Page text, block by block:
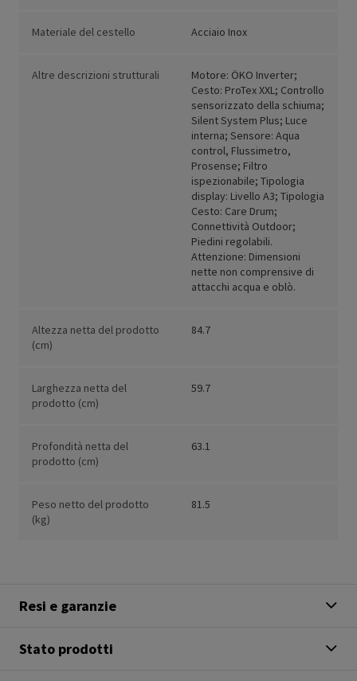
Materiale del cestello Acciaio Inox
Altre descrizioni strutturali
Motore: ÖKO Inverter;
Cesto: ProTex XXL; Controllo
sensorizzato della schiuma;
Silent System Plus; Luce
interna; Sensore: Aqua
control, Flussimetro,
Prosense; Filtro
ispezionabile; Tipologia
display: Livello A3; Tipologia
Cesto: Care Drum;
Connettività Outdoor;
Piedini regolabili.
Attenzione: Dimensioni
nette non comprensive di
attacchi acqua e oblò.
Altezza netta del prodotto
(cm)
84.7
Larghezza netta del
prodotto (cm)
59.7
Profondità netta del
prodotto (cm)
63.1
Peso netto del prodotto
(kg)
81.5
Resi e garanzie
Stato prodotti